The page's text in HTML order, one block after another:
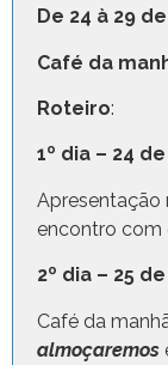
De 24 à 29
Café da
Roteiro:
1º dia – 24
Apresentação
encontro com
2º dia – 25
Café da
almoçaremos